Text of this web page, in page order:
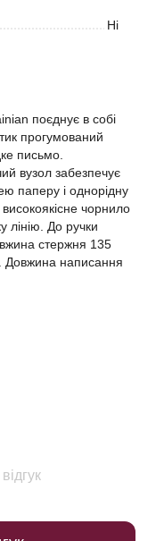
Ні
поєднує в собі
прогумований
письмо.
вузол забезпечує
паперу і однорідну
чорнило
лінію. До ручки
стержня 135
написання